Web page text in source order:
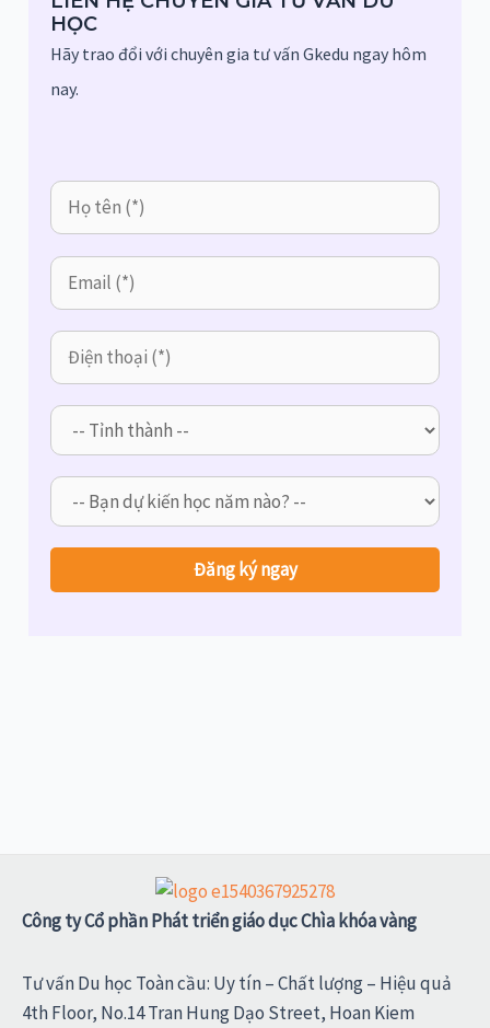
HỌC
Hãy trao đổi với chuyên gia tư vấn Gkedu ngay hôm
nay.
Công ty Cổ phần Phát triển giáo dục Chìa khóa vàng
Tư vấn Du học Toàn cầu: Uy tín – Chất lượng – Hiệu quả
4th Floor, No.14 Tran Hung Dạo Street, Hoan Kiem